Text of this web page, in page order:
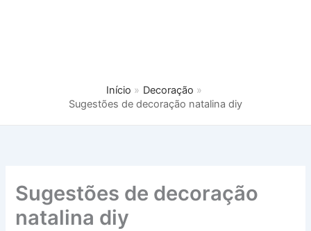
Início
Decoração
Sugestões de decoração natalina diy
Sugestões de decoração
natalina diy